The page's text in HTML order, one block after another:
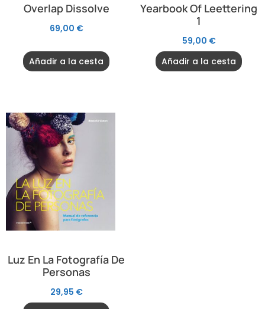
Overlap Dissolve
69,00 €
Añadir a la cesta
Yearbook Of Leettering
1
59,00 €
Añadir a la cesta
Luz En La Fotografía De
Personas
29,95 €